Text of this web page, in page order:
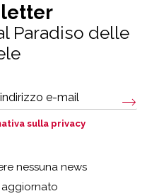
Paradiso delle
sulla privacy
nessuna news
aggiornato